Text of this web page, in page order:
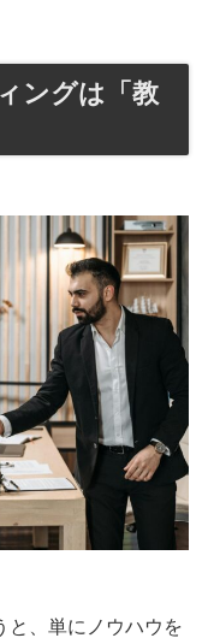
ングは「教
と、単にノウハウを